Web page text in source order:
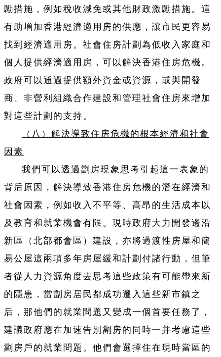
勵措施，例如稅收減免或其他財政激勵措施。這
有助增加香港經濟適用房的供應，讓市民更容易
找到經濟適用房。社會住房計劃為低收入家庭和
個人提供經濟適用房，可以解決香港住房危機。
政府可以通過提供額外資金或資源，或與開發
商、非營利組織合作建設和管理社會住房來增加
對這些計劃的支持。
（八）解決導致住房危機的根本經濟和社會
因素
我們可以透過劏房現象思考引起這一表象的
背后原因，解決導致香港住房危機的潛在經濟和
社會因素，例如收入不平等、高昂的生活成本以
及教育和就業機會有限。現時政府大力開發邊沿
新區（北部都會區）建設，亦將過渡性房屋和簡
易公屋這兩項多年房屋緩和計劃付諸行動，但筆
者從人力資源角度去思考這些政策有可能帶來新
的隱患，當劏房居民都成功遷入這些新市鎮之
后，那他們的就業問題又變成一個首要任務了，
建議政府應在加速告別劏房的同時一并考慮這些
劏房戶的就業問題。他們會選擇住在現時當區的